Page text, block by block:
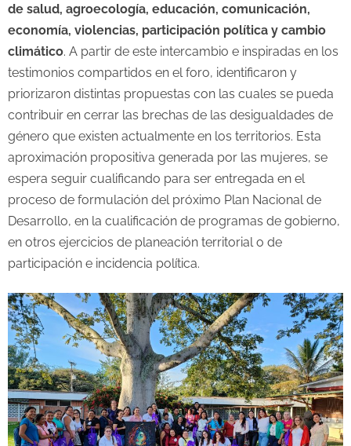
de salud, agroecología, educación, comunicación,
economía, violencias, participación política y cambio
climático. A partir de este intercambio e inspiradas en los
testimonios compartidos en el foro, identificaron y
priorizaron distintas propuestas con las cuales se pueda
contribuir en cerrar las brechas de las desigualdades de
género que existen actualmente en los territorios. Esta
aproximación propositiva generada por las mujeres, se
espera seguir cualificando para ser entregada en el
proceso de formulación del próximo Plan Nacional de
Desarrollo, en la cualificación de programas de gobierno,
en otros ejercicios de planeación territorial o de
participación e incidencia política.